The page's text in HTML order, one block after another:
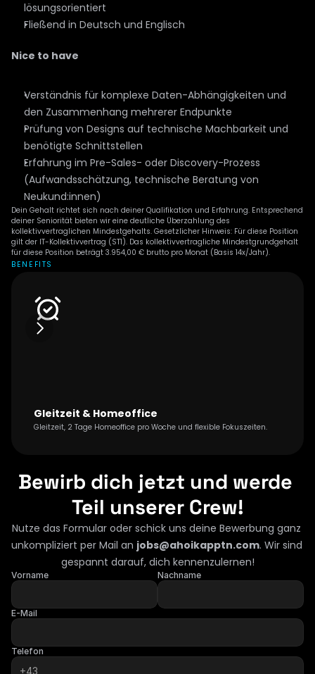
lösungsorientiert
Fließend in Deutsch und Englisch
Nice to have
Verständnis für komplexe Daten-Abhängigkeiten und
den Zusammenhang mehrerer Endpunkte
Prüfung von Designs auf technische Machbarkeit und
benötigte Schnittstellen
Erfahrung im Pre-Sales- oder Discovery-Prozess
(Aufwandsschätzung, technische Beratung von
Neukund:innen)
Dein Gehalt richtet sich nach deiner Qualifikation und Erfahrung. Entsprechend
deiner Seniorität bieten wir eine deutliche Überzahlung des
kollektivvertraglichen Mindestgehalts. Gesetzlicher Hinweis: Für diese Position
gilt der IT-Kollektivvertrag (ST1). Das kollektivvertragliche Mindestgrundgehalt
für diese Position beträgt 3.954,00 € brutto pro Monat (Basis 14x/Jahr).
BENEFITS
Gleitzeit & Homeoffice
Gleitzeit, 2 Tage Homeoffice pro Woche und flexible Fokuszeiten.
Bewirb dich jetzt und werde
Teil unserer Crew!
Nutze das Formular oder schick uns deine Bewerbung ganz
unkompliziert per Mail an jobs@ahoikapptn.com. Wir sind
gespannt darauf, dich kennenzulernen!
Vorname Nachname
E-Mail
Telefon